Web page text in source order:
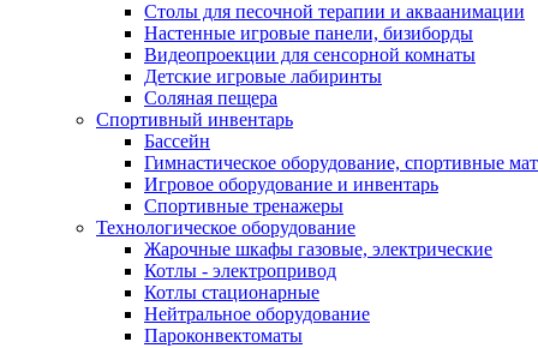
Столы для песочной терапии и акваанимации
Настенные игровые панели, бизиборды
Видеопроекции для сенсорной комнаты
Детские игровые лабиринты
Соляная пещера
Спортивный инвентарь
Бассейн
Гимнастическое оборудование, спортивные
Игровое оборудование и инвентарь
Спортивные тренажеры
Технологическое оборудование
Жарочные шкафы газовые, электрические
Котлы - электропривод
Котлы стационарные
Нейтральное оборудование
Пароконвектоматы